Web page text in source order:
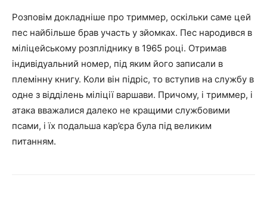
Розповім докладніше про триммер, оскільки саме цей
пес найбільше брав участь у зйомках. Пес народився в
міліцейському розпліднику в 1965 році. Отримав
індивідуальний номер, під яким його записали в
племінну книгу. Коли він підріс, то вступив на службу в
одне з відділень міліції варшави. Причому, і триммер, і
атака вважалися далеко не кращими службовими
псами, і їх подальша кар’єра була під великим
питанням.